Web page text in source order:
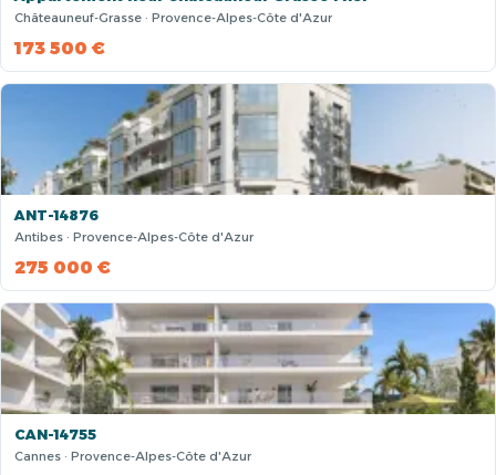
Châteauneuf-Grasse · Provence-Alpes-Côte d'Azur
173 500 €
ANT-14876
Antibes · Provence-Alpes-Côte d'Azur
275 000 €
CAN-14755
Cannes · Provence-Alpes-Côte d'Azur